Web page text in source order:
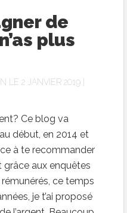
de
plus
LE 2 JANVIER 2019 |
Ce blog va
début, en 2014 et
à te recommander
grâce aux enquêtes
ce temps
je t’ai proposé